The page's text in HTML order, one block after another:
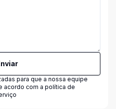
para que a nossa equipe
acordo com a política de